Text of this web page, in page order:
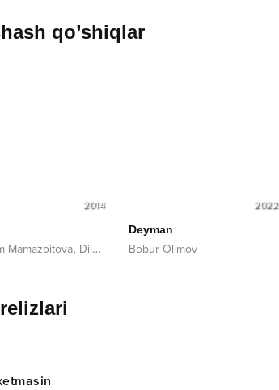
qo’shiqlar
2014
Mamazoitova, Dilmurod Musayev
2022
Deyman
Bobur Olimov